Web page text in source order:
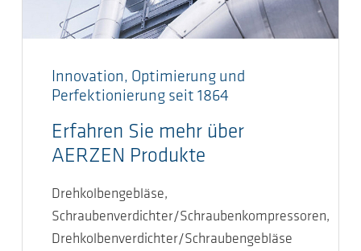
Innovation, Optimierung und
Perfektionierung seit 1864
Erfahren Sie mehr über
AERZEN Produkte
Drehkolbengebläse,
Schraubenverdichter/Schraubenkompressoren,
Drehkolbenverdichter/Schraubengebläse